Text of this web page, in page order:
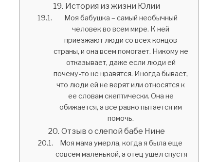
История из жизни Юлии
Моя бабушка – самый необычный
человек во всем мире. К ней
приезжают люди со всех концов
страны, и она всем помогает. Никому не
отказывает, даже если люди ей
почему-то не нравятся. Иногда бывает,
что люди ей не верят или относятся к
ее словам скептически. Она не
обижается, а все равно пытается им
помочь.
Отзыв о слепой бабе Нине
Моя мама умерла, когда я была еще
совсем маленькой, а отец ушел спустя